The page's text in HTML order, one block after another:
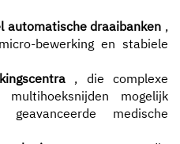
automatische draaibanken ,
bewerking en stabiele
, die complexe
mogelijk
medische